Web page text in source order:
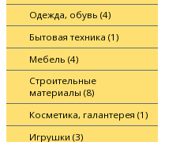
Одежда, обувь (4)
Бытовая техника (1)
Мебель (4)
Строительные
материалы (8)
Косметика, галантерея (1)
Игрушки (3)